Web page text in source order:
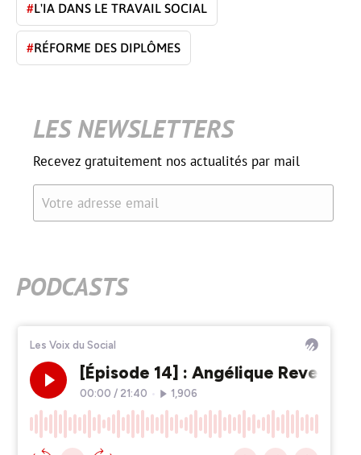
#L'IA DANS LE TRAVAIL SOCIAL
#RÉFORME DES DIPLÔMES
LES NEWSLETTERS
Recevez gratuitement nos actualités par mail
Votre adresse email
PODCASTS